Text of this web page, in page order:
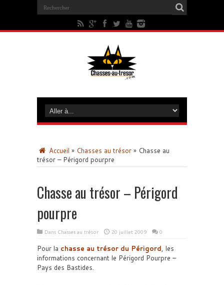
Accueil » Chasses au trésor » Chasse au
trésor – Périgord pourpre
Chasse au trésor – Périgord
pourpre
Dans Chasses au trésor 20 juillet 2009 0
Pour la chasse au trésor du Périgord, les
informations concernant le Périgord Pourpre –
Pays des Bastides.